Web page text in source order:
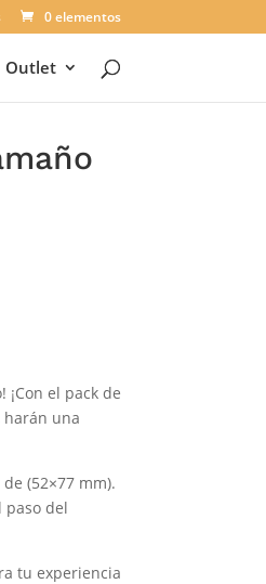
0 elementos
Outlet
el pack de
harán una
(52×77 mm).
paso del
tu experiencia